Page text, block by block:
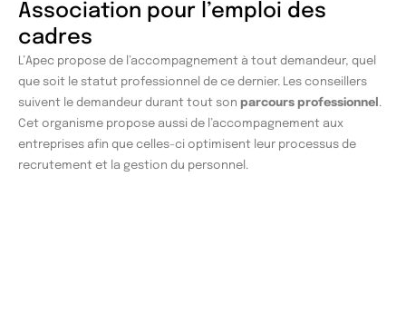
Association pour l’emploi des
cadres
L’Apec propose de l’accompagnement à tout demandeur, quel
que soit le statut professionnel de ce dernier. Les conseillers
suivent le demandeur durant tout son parcours professionnel .
Cet organisme propose aussi de l’accompagnement aux
entreprises afin que celles-ci optimisent leur processus de
recrutement et la gestion du personnel.